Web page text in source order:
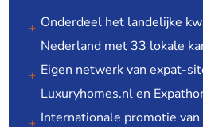
Onderdeel het landelijke
Nederland met 33 lokale
Eigen netwerk van expat-
Luxuryhomes.nl en
Internationale promotie